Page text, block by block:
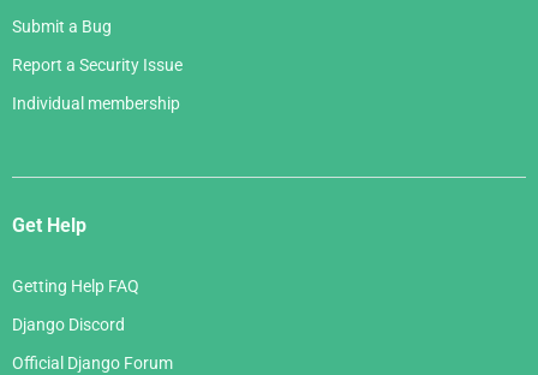
Submit a Bug
Report a Security Issue
Individual membership
Get Help
Getting Help FAQ
Django Discord
Official Django Forum